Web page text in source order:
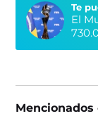
Te
El